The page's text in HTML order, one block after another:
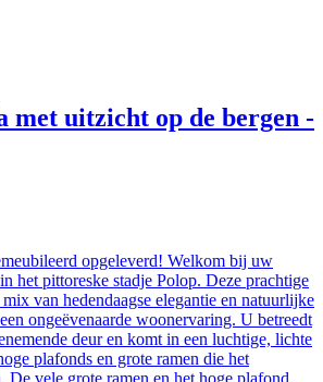
met uitzicht op de bergen -
opgeleverd! Welkom bij uw
het pittoreske stadje Polop. Deze prachtige
van hedendaagse elegantie en natuurlijke
ongeëvenaarde woonervaring. U betreedt
deur en komt in een luchtige, lichte
plafonds en grote ramen die het
De vele grote ramen en het hoge plafond